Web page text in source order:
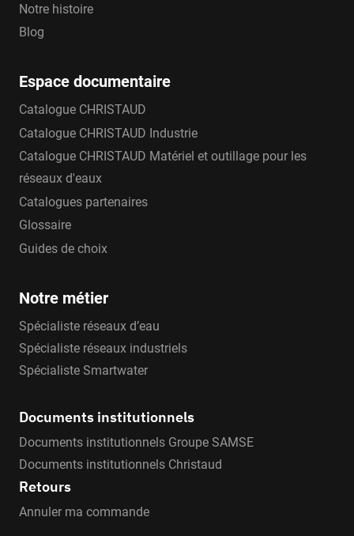
Notre histoire
Blog
Espace documentaire
Catalogue CHRISTAUD
Catalogue CHRISTAUD Industrie
Catalogue CHRISTAUD Matériel et outillage pour les
réseaux d'eaux
Catalogues partenaires
Glossaire
Guides de choix
Notre métier
Spécialiste réseaux d’eau
Spécialiste réseaux industriels
Spécialiste Smartwater
Documents institutionnels
Documents institutionnels Groupe SAMSE
Documents institutionnels Christaud
Retours
Annuler ma commande